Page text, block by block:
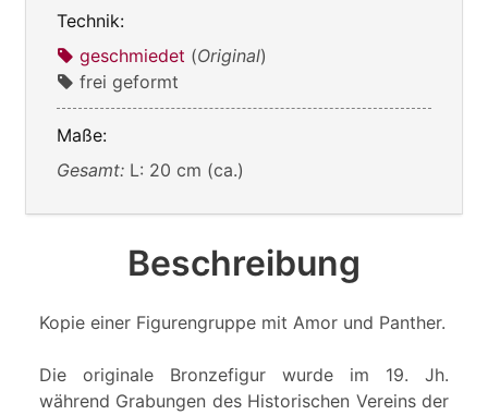
Technik:
geschmiedet (Original)
frei geformt
Maße:
Gesamt: L: 20 cm (ca.)
Beschreibung
Kopie einer Figurengruppe mit Amor und Panther.
Die originale Bronzefigur wurde im 19. Jh.
während Grabungen des Historischen Vereins der